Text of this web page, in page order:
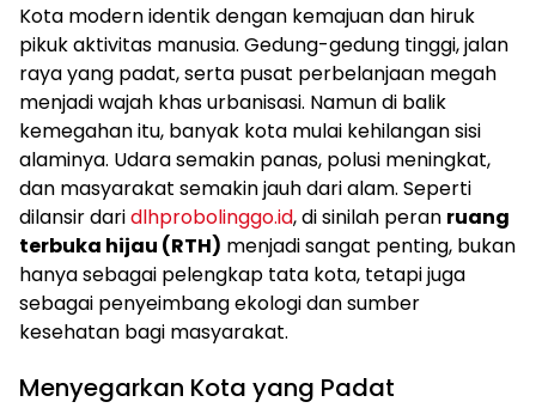
Kota modern identik dengan kemajuan dan hiruk
pikuk aktivitas manusia. Gedung-gedung tinggi, jalan
raya yang padat, serta pusat perbelanjaan megah
menjadi wajah khas urbanisasi. Namun di balik
kemegahan itu, banyak kota mulai kehilangan sisi
alaminya. Udara semakin panas, polusi meningkat,
dan masyarakat semakin jauh dari alam. Seperti
dilansir daridlhprobolinggo.id, di sinilah peran ruang
terbuka hijau (RTH) menjadi sangat penting, bukan
hanya sebagai pelengkap tata kota, tetapi juga
sebagai penyeimbang ekologi dan sumber
kesehatan bagi masyarakat.
Menyegarkan Kota yang Padat